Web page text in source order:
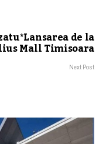
de la
Mall Timisoara
Next Post